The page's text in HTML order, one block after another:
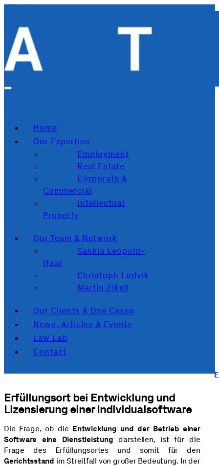
Home
Our Expertise
Employment
Real Estate
Corporate &
Commercial
Intellectual
Property
Our Team & Network
Saskia Leopold-
Haar
Christoph Ludvik
Martin Zikeli
Our Clients & Use Cases
News, Articles & Events
Law Lab
Contact
Erfüllungsort bei Entwicklung und
Lizensierung einer Individualsoftware
Die Frage, ob die Entwicklung und der Betrieb einer
Software eine Dienstleistung darstellen, ist für die
Frage des Erfüllungsortes und somit für den
Gerichtsstand im Streitfall von großer Bedeutung. In der